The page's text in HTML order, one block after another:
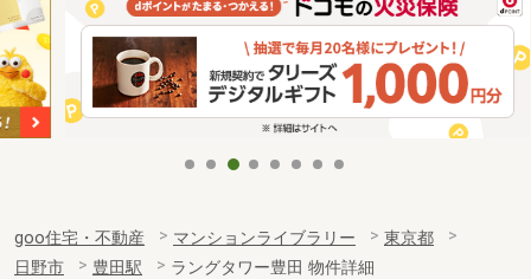
goo住宅・不動産 マンションライブラリー
東京都
日野市
豊田駅 ラングタワー豊田 物件詳細